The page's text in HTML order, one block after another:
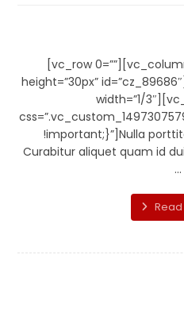
[vc_row
height=”30px”
width=”1/
!important;}”]Nulla
Curabitur aliquet quam id
...